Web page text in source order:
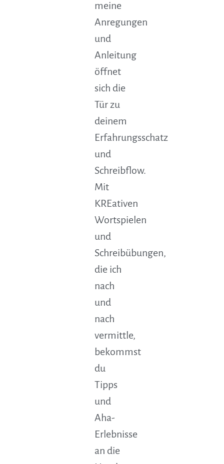
meine
Anregungen
und
Anleitung
öffnet
sich die
Tür zu
deinem
Erfahrungsschatz
und
Schreibflow.
Mit
KREativen
Wortspielen
und
Schreibübungen,
die ich
nach
und
nach
vermittle,
bekommst
du
Tipps
und
Aha-
Erlebnisse
an die